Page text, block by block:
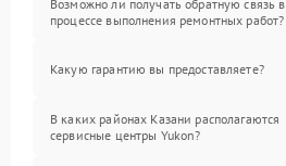
Возможно ли получать обратную связь в
процессе выполнения ремонтных работ?
Какую гарантию вы предоставляете?
В каких районах Казани располагаются
сервисные центры Yukon?